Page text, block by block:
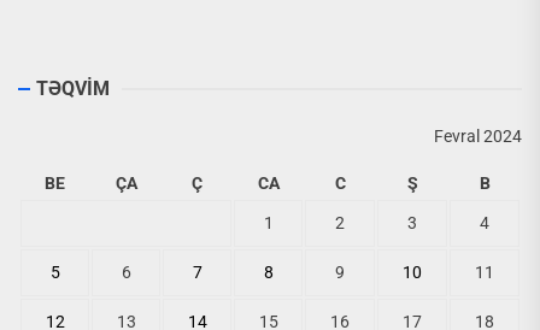
TƏQVİM
Fevral 2024
BE ÇA Ç CA C Ş B
1 2 3 4
5 6 7 8 9 10 11
12 13 14 15 16 17 18